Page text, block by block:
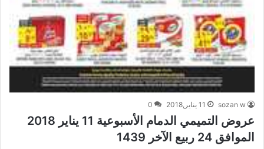
sozan w 11 يناير,2018 0
عروض التميمي الدمام الأسبوعية 11 يناير 2018
الموافق 24 ربيع الآخر 1439